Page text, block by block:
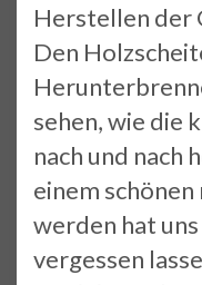
Herstellen der
Den
sehen, wie die
nach und nach
einem
werden hat
vergessen